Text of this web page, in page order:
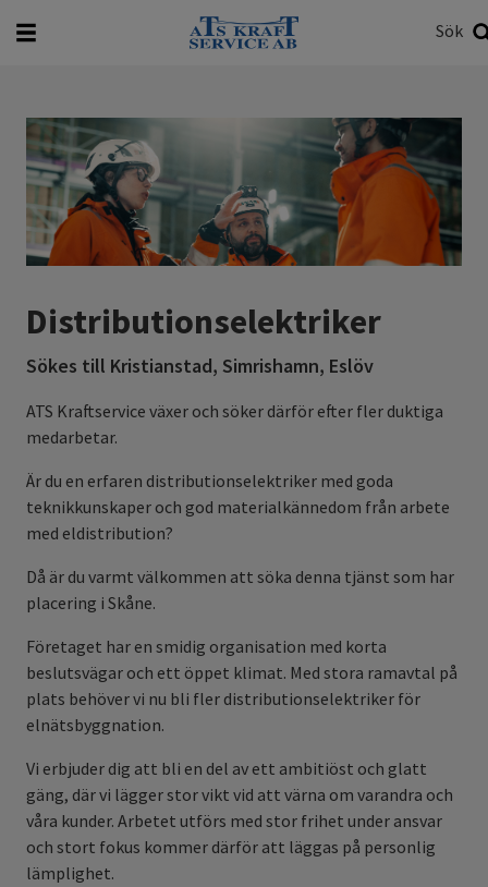
Sök
Vad vill du söka efter?
Distributionselektriker
Sökes till Kristianstad, Simrishamn, Eslöv
ATS Kraftservice växer och söker därför efter fler duktiga
medarbetar.
Är du en erfaren distributionselektriker med goda
teknikkunskaper och god materialkännedom från arbete
med eldistribution?
Då är du varmt välkommen att söka denna tjänst som har
placering i Skåne.
Företaget har en smidig organisation med korta
beslutsvägar och ett öppet klimat. Med stora ramavtal på
plats behöver vi nu bli fler distributionselektriker för
elnätsbyggnation.
Vi erbjuder dig att bli en del av ett ambitiöst och glatt
gäng, där vi lägger stor vikt vid att värna om varandra och
våra kunder. Arbetet utförs med stor frihet under ansvar
och stort fokus kommer därför att läggas på personlig
lämplighet.